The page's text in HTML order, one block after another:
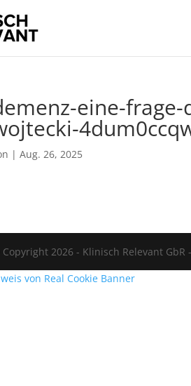
eine-
|Aug. 26, 2025
2026 - Klinisch Relevant GbR
von Real Cookie Banner